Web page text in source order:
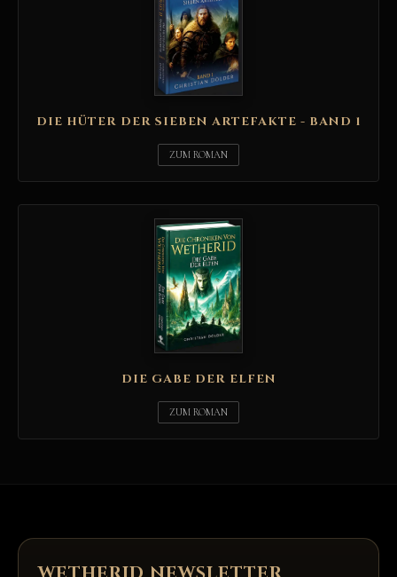
DIE HÜTER DER SIEBEN ARTEFAKTE - BAND 1
ZUM ROMAN
DIE GABE DER ELFEN
ZUM ROMAN